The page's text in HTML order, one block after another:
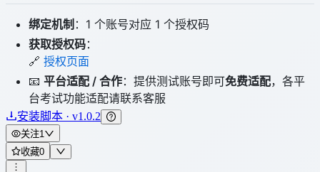
绑定机制 ：1 个账号对应 1 个授权码
获取授权码：
🔗 授权页面
📧 平台适配 / 合作：提供测试账号即可免费适配，各平
台考试功能适配请联系客服
安装脚本 · v1.0.2
关注1
收藏0